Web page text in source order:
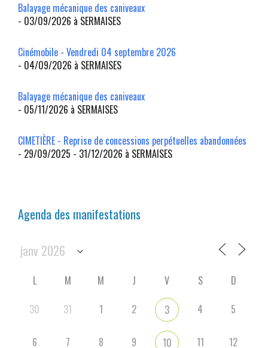
Balayage mécanique des caniveaux
- 03/09/2026 à SERMAISES
Cinémobile - Vendredi 04 septembre 2026
- 04/09/2026 à SERMAISES
Balayage mécanique des caniveaux
- 05/11/2026 à SERMAISES
CIMETIÈRE - Reprise de concessions perpétuelles abandonnées
- 29/09/2025 - 31/12/2026 à SERMAISES
Agenda des manifestations
L M M J V S
D
30
31 1 2 3 4 5
6 7 8 9 10 11 12